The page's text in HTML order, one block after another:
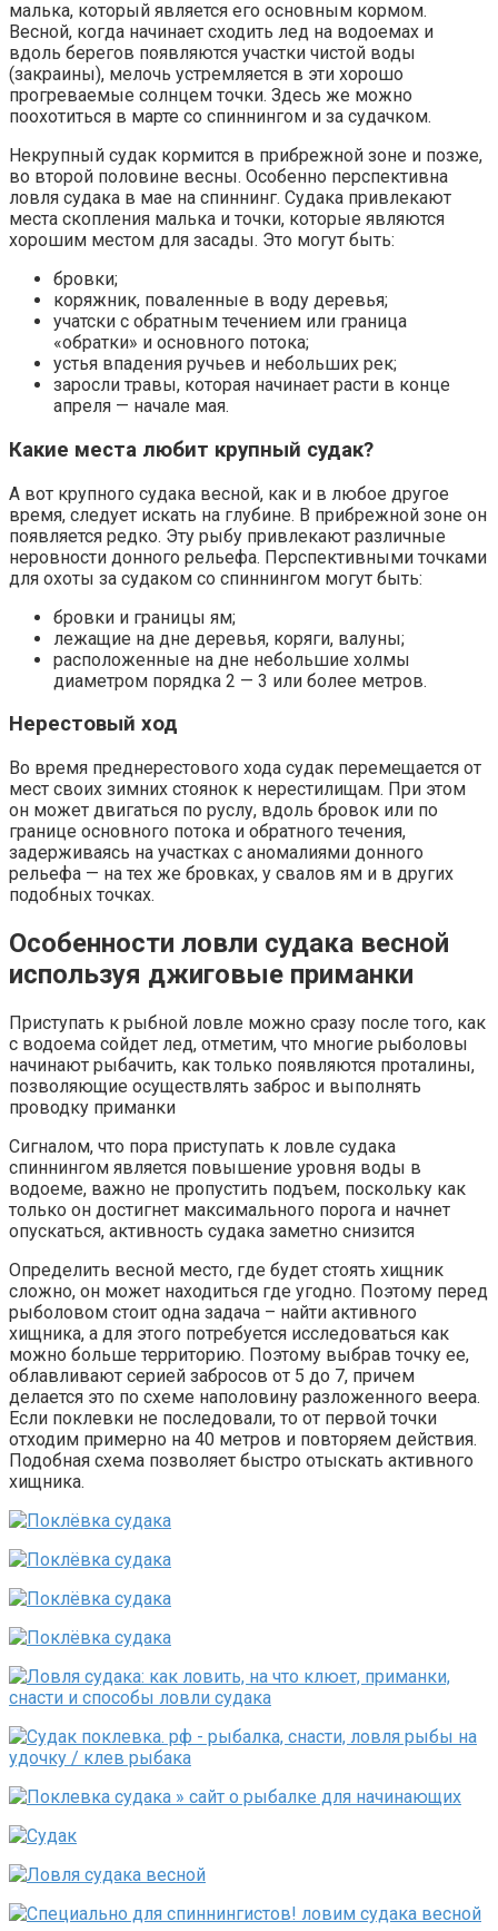
малька, который является его основным кормом.
Весной, когда начинает сходить лед на водоемах и
вдоль берегов появляются участки чистой воды
(закраины), мелочь устремляется в эти хорошо
прогреваемые солнцем точки. Здесь же можно
поохотиться в марте со спиннингом и за судачком.
Некрупный судак кормится в прибрежной зоне и позже,
во второй половине весны. Особенно перспективна
ловля судака в мае на спиннинг. Судака привлекают
места скопления малька и точки, которые являются
хорошим местом для засады. Это могут быть:
бровки;
коряжник, поваленные в воду деревья;
учатски с обратным течением или граница
«обратки» и основного потока;
устья впадения ручьев и небольших рек;
заросли травы, которая начинает расти в конце
апреля — начале мая.
Какие места любит крупный судак?
А вот крупного судака весной, как и в любое другое
время, следует искать на глубине. В прибрежной зоне он
появляется редко. Эту рыбу привлекают различные
неровности донного рельефа. Перспективными точками
для охоты за судаком со спиннингом могут быть:
бровки и границы ям;
лежащие на дне деревья, коряги, валуны;
расположенные на дне небольшие холмы
диаметром порядка 2 — 3 или более метров.
Нерестовый ход
Во время преднерестового хода судак перемещается от
мест своих зимних стоянок к нерестилищам. При этом
он может двигаться по руслу, вдоль бровок или по
границе основного потока и обратного течения,
задерживаясь на участках с аномалиями донного
рельефа — на тех же бровках, у свалов ям и в других
подобных точках.
Особенности ловли судака весной
используя джиговые приманки
Приступать к рыбной ловле можно сразу после того, как
с водоема сойдет лед, отметим, что многие рыболовы
начинают рыбачить, как только появляются проталины,
позволяющие осуществлять заброс и выполнять
проводку приманки
Сигналом, что пора приступать к ловле судака
спиннингом является повышение уровня воды в
водоеме, важно не пропустить подъем, поскольку как
только он достигнет максимального порога и начнет
опускаться, активность судака заметно снизится
Определить весной место, где будет стоять хищник
сложно, он может находиться где угодно. Поэтому перед
рыболовом стоит одна задача – найти активного
хищника, а для этого потребуется исследоваться как
можно больше территорию. Поэтому выбрав точку ее,
облавливают серией забросов от 5 до 7, причем
делается это по схеме наполовину разложенного веера.
Если поклевки не последовали, то от первой точки
отходим примерно на 40 метров и повторяем действия.
Подобная схема позволяет быстро отыскать активного
хищника.